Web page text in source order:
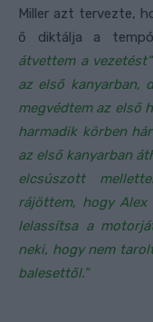
Miller azt tervezte,
ő diktálja a
átvettem a vezetést”
az első kanyarban,
megvédtem az első
harmadik körben
az első kanyarban
elcsúszott
rájöttem, hogy
lelassítsa a
neki, hogy nem
balesettől.”